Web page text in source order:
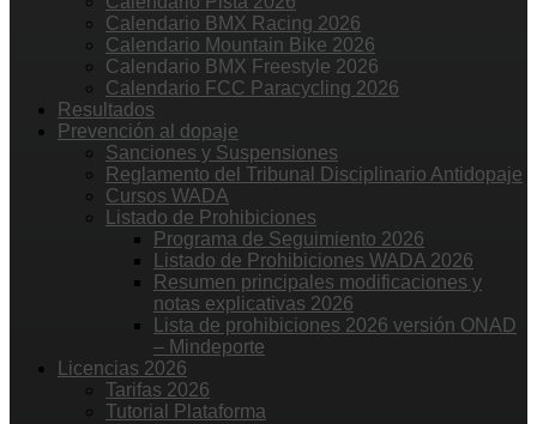
Calendario BMX Racing 2026
Calendario Mountain Bike 2026
Calendario BMX Freestyle 2026
Calendario FCC Paracycling 2026
Resultados
Prevención al dopaje
Sanciones y Suspensiones
Reglamento del Tribunal Disciplinario Antidopaje
Cursos WADA
Listado de Prohibiciones
Programa de Seguimiento 2026
Listado de Prohibiciones WADA 2026
Resumen principales modificaciones y
notas explicativas 2026
Lista de prohibiciones 2026 versión ONAD
– Mindeporte
Licencias 2026
Tarifas 2026
Tutorial Plataforma